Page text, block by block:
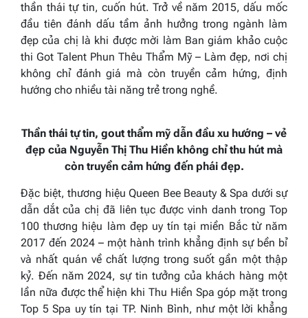
thần thái tự tin, cuốn hút. Trở về năm 2015, dấu mốc
đầu tiên đánh dấu tầm ảnh hưởng trong ngành làm
đẹp của chị là khi được mời làm Ban giám khảo cuộc
thi Got Talent Phun Thêu Thẩm Mỹ – Làm đẹp, nơi chị
không chỉ đánh giá mà còn truyền cảm hứng, định
hướng cho nhiều tài năng trẻ trong nghề.
Thần thái tự tin, gout thẩm mỹ dẫn đầu xu hướng – vẻ
đẹp của Nguyễn Thị Thu Hiền không chỉ thu hút mà
còn truyền cảm hứng đến phái đẹp.
Đặc biệt, thương hiệu Queen Bee Beauty & Spa dưới sự
dẫn dắt của chị đã liên tục được vinh danh trong Top
100 thương hiệu làm đẹp uy tín tại miền Bắc từ năm
2017 đến 2024 – một hành trình khẳng định sự bền bỉ
và nhất quán về chất lượng trong suốt gần một thập
kỷ. Đến năm 2024, sự tin tưởng của khách hàng một
lần nữa được thể hiện khi Thu Hiền Spa góp mặt trong
Top 5 Spa uy tín tại TP. Ninh Bình, như một lời khẳng